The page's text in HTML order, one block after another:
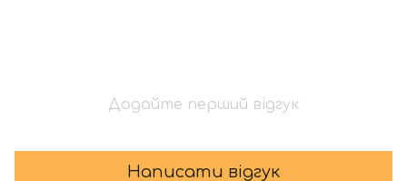
Додайте перший відгук
Написати відгук